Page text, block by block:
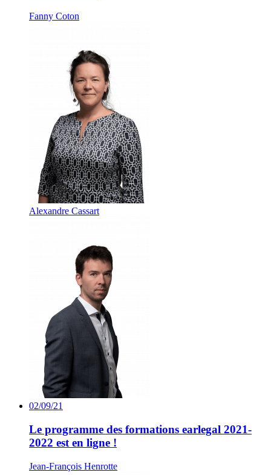
Fanny Coton
Alexandre Cassart
02/09/21
Le programme des formations earlegal 2021-
2022 est en ligne !
Jean-François Henrotte